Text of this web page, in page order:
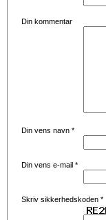
Din kommentar
Din vens navn *
Din vens e-mail *
Skriv sikkerhedskoden *